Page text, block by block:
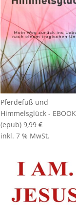
Pferdefuß und
Himmelsglück - EBOOK
(epub) 9,99€
inkl. 7 % MwSt.